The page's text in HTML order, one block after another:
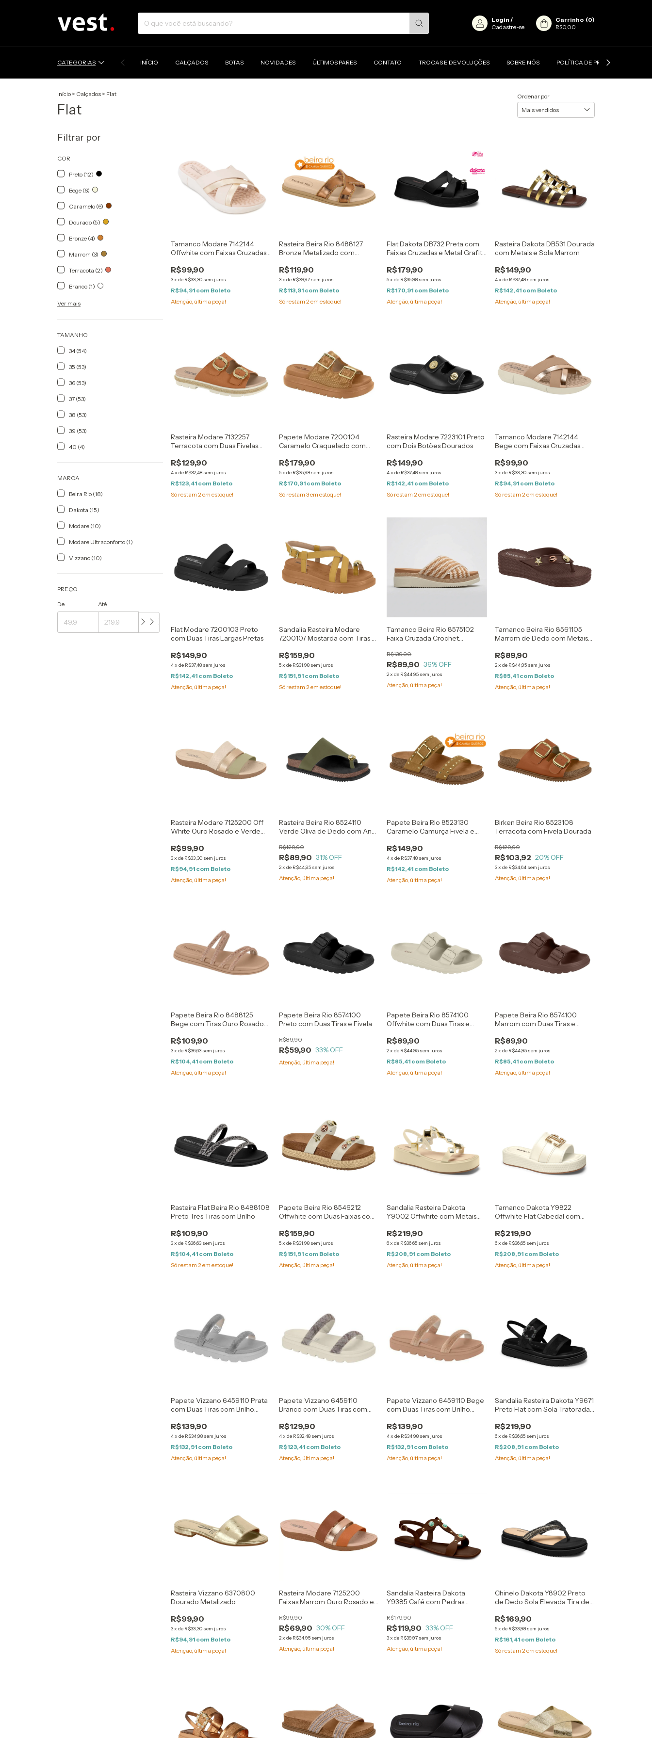
Login /
Cadastre-se
Carrinho (0)
R$0,00
CATEGORIAS INÍCIO CALÇADOS BOTAS NOVIDADES ÚLTIMOS PARES CONTATO TROCAS E DEVOLUÇÕES SOBRE NÓS POLÍTICA DE PRIVACIDADE
Início > Calçados > Flat
Flat
Ordenar por
Filtrar por
COR
Preto (12)
Bege (6)
Caramelo (6)
Dourado (5)
Bronze (4)
Marrom (3)
Terracota (2)
Branco (1)
Ver mais
TAMANHO
34 (54)
35 (53)
36 (53)
37 (53)
38 (53)
39 (53)
40 (4)
MARCA
Beira Rio (18)
Dakota (15)
Modare (10)
Modare Ultraconforto (1)
Vizzano (10)
PREÇO
De Até
Tamanco Modare 7142144
Offwhite com Faixas Cruzadas
R$99,90
3xde R$33,30 sem juros
R$94,91 com Boleto
Atenção, última peça!
Rasteira Beira Rio 8488127
Bronze Metalizado com
R$119,90
3x de R$39,97 sem juros
R$113,91 com Boleto
Só restam 2em estoque!
Flat Dakota DB732 Preta com
Faixas Cruzadas e Metal Grafite
R$179,90
5xde R$35,98 sem juros
R$170,91 com Boleto
Atenção, última peça!
Rasteira Dakota DB531 Dourada
com Metais e Sola Marrom
R$149,90
4x de R$37,48 sem juros
R$142,41 com Boleto
Atenção, última peça!
Rasteira Modare 7132257
Terracota com Duas Fivelas
R$129,90
4xde R$32,48 sem juros
R$123,41 com Boleto
Só restam2 em estoque!
Papete Modare 7200104
Caramelo Craquelado com
R$179,90
5x de R$35,98 sem juros
R$170,91 com Boleto
Só restam 3em estoque!
Rasteira Modare 7223101 Preto
com Dois Botões Dourados
R$149,90
4xde R$37,48 sem juros
R$142,41 com Boleto
Só restam2 em estoque!
Tamanco Modare 7142144
Bege com Faixas Cruzadas
R$99,90
3x de R$33,30 sem juros
R$94,91 com Boleto
Só restam 2 em estoque!
Flat Modare 7200103 Preto
com Duas Tiras Largas Pretas
R$149,90
4xde R$37,48 sem juros
R$142,41 com Boleto
Atenção, última peça!
Sandalia Rasteira Modare
7200107 Mostarda com Tiras e
R$159,90
5x de R$31,98 sem juros
R$151,91 com Boleto
Só restam 2em estoque!
Tamanco Beira Rio 8575102
Faixa Cruzada Crochet
R$89,90
R$139,90
36% OFF
2xde R$44,95 sem juros
Atenção, última peça!
Tamanco Beira Rio 8561105
Marrom de Dedo com Metais
R$89,90
2x de R$44,95 sem juros
R$85,41 com Boleto
Atenção, última peça!
Rasteira Modare 7125200 Off
White Ouro Rosado e Verde
R$99,90
3xde R$33,30 sem juros
R$94,91 com Boleto
Atenção, última peça!
Rasteira Beira Rio 8524110
Verde Oliva de Dedo com Anel
R$89,90
R$129,90
31% OFF
2x de R$44,95 sem juros
Atenção, última peça!
Papete Beira Rio 8523130
Caramelo Camurça Fivela e
R$149,90
4xde R$37,48 sem juros
R$142,41 com Boleto
Atenção, última peça!
Birken Beira Rio 8523108
Terracota com Fivela Dourada
R$103,92
R$129,90
20% OFF
3x de R$34,64 sem juros
Atenção, última peça!
Papete Beira Rio 8488125
Bege com Tiras Ouro Rosado
R$109,90
3xde R$36,63 sem juros
R$104,41 com Boleto
Atenção, última peça!
Papete Beira Rio 8574100
Preto com Duas Tiras e Fivela
R$59,90
R$89,90
33% OFF
Atenção, última peça!
Papete Beira Rio 8574100
Offwhite com Duas Tiras e
R$89,90
2xde R$44,95 sem juros
R$85,41 com Boleto
Atenção, última peça!
Papete Beira Rio 8574100
Marrom com Duas Tiras e
R$89,90
2x de R$44,95 sem juros
R$85,41 com Boleto
Atenção, última peça!
Rasteira Flat Beira Rio 8488108
Preto Tres Tiras com Brilho
R$109,90
3xde R$36,63 sem juros
R$104,41 com Boleto
Só restam2em estoque!
Papete Beira Rio 8546212
Offwhite com Duas Faixas com
R$159,90
5x de R$31,98 sem juros
R$151,91 com Boleto
Atenção, última peça!
Sandalia Rasteira Dakota
Y9002 Offwhite com Metais
R$219,90
6xde R$36,65 sem juros
R$208,91 com Boleto
Atenção, última peça!
Tamanco Dakota Y9822
Offwhite Flat Cabedal com
R$219,90
6x de R$36,65 sem juros
R$208,91 com Boleto
Atenção, última peça!
Papete Vizzano 6459110 Prata
com Duas Tiras com Brilho
R$139,90
4xde R$34,98 sem juros
R$132,91 com Boleto
Atenção, última peça!
Papete Vizzano 6459110
Branco com Duas Tiras com
R$129,90
4x de R$32,48 sem juros
R$123,41 com Boleto
Atenção, última peça!
Papete Vizzano 6459110 Bege
com Duas Tiras com Brilho
R$139,90
4xde R$34,98 sem juros
R$132,91 com Boleto
Atenção, última peça!
Sandalia Rasteira Dakota Y9671
Preto Flat com Sola Tratorada
R$219,90
6x de R$36,65 sem juros
R$208,91 com Boleto
Atenção, última peça!
Rasteira Vizzano 6370800
Dourado Metalizado
R$99,90
3xde R$33,30 sem juros
R$94,91 com Boleto
Atenção, última peça!
Rasteira Modare 7125200
Faixas Marrom Ouro Rosado e
R$69,90
R$99,90
30% OFF
2x de R$34,95 sem juros
Atenção, última peça!
Sandalia Rasteira Dakota
Y9385 Café com Pedras
R$119,90
R$179,90
33% OFF
3xde R$39,97 sem juros
Atenção, última peça!
Chinelo Dakota Y8902 Preto
de Dedo Sola Elevada Tira de
R$169,90
5x de R$33,98 sem juros
R$161,41 com Boleto
Só restam 2em estoque!